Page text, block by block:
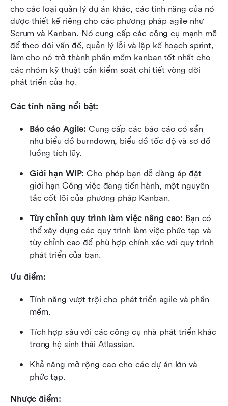
cho các loại quản lý dự án khác, các tính năng của nó
được thiết kế riêng cho các phương pháp agile như
Scrum và Kanban. Nó cung cấp các công cụ mạnh mẽ
để theo dõi vấn đề, quản lý lỗi và lập kế hoạch sprint,
làm cho nó trở thành phần mềm kanban tốt nhất cho
các nhóm kỹ thuật cần kiểm soát chi tiết vòng đời
phát triển của họ.
Các tính năng nổi bật:
Báo cáo Agile: Cung cấp các báo cáo có sẵn
như biểu đồ burndown, biểu đồ tốc độ và sơ đồ
luồng tích lũy.
Giới hạn WIP: Cho phép bạn dễ dàng áp đặt
giới hạn Công việc đang tiến hành, một nguyên
tắc cốt lõi của phương pháp Kanban.
Tùy chỉnh quy trình làm việc nâng cao: Bạn có
thể xây dựng các quy trình làm việc phức tạp và
tùy chỉnh cao để phù hợp chính xác với quy trình
phát triển của bạn.
Ưu điểm:
Tính năng vượt trội cho phát triển agile và phần
mềm.
Tích hợp sâu với các công cụ nhà phát triển khác
trong hệ sinh thái Atlassian.
Khả năng mở rộng cao cho các dự án lớn và
phức tạp.
Nhược điểm: